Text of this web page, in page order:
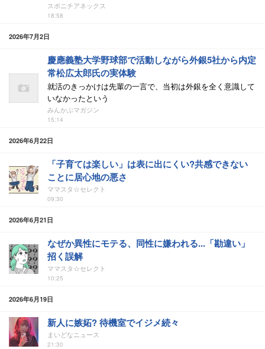
スポニチアネックス
18:58
2026年7月2日
慶應義塾大学野球部で活動しながら外銀5社から内定
常松広太郎氏の実体験
就活のきっかけは先輩の一言で、当初は外銀を全く意識して
いなかったという
みんかぶマガジン
15:14
2026年6月22日
「子育ては楽しい」は表に出にくい?共感できない
ことに居心地の悪さ
ママスタ☆セレクト
09:30
2026年6月21日
なぜか異性にモテる、同性に嫌われる...「勘違い」
招く誤解
ママスタ☆セレクト
10:25
2026年6月19日
新人に嫉妬? 待機室でイジメ続々
まいどなニュース
21:30